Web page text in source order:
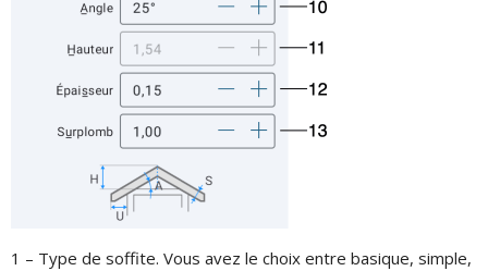
1 – Type de soffite. Vous avez le choix entre basique, simple,